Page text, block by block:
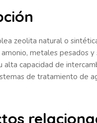
zeolita natural o
metales pesados y
alta capacidad de
de tratamiento de